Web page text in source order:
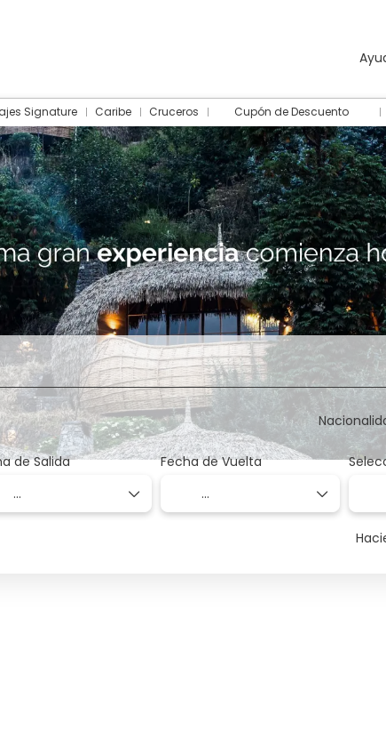
Signature Caribe Cruceros Cupón de Descuento
Traslados Actividades
de Salida Fecha de Vuelta